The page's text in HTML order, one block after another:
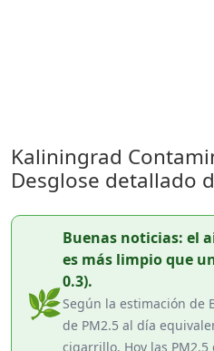
Kaliningrad
Desglose detallado
🌿
Buenas noticias: el
es más limpio que
0.3).
Según la estimación de
de PM2.5 al día
cigarrillo. Hoy las